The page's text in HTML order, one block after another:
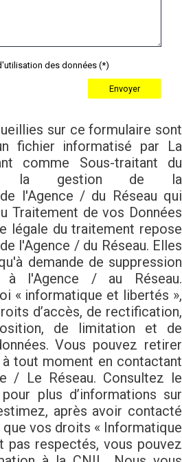
des données (*)
Envoyer
sur ce formulaire sont
fichier informatisé par La
comme Sous-traitant du
la gestion de la
l'Agence / du Réseau qui
Traitement de vos Données
légale du traitement repose
l'Agence / du Réseau. Elles
demande de suppression
l'Agence / au Réseau.
« informatique et libertés »,
d’accès, de rectification,
de limitation et de
Vous pouvez retirer
tout moment en contactant
/ Le Réseau. Consultez le
pour plus d’informations sur
après avoir contacté
que vos droits « Informatique
pas respectés, vous pouvez